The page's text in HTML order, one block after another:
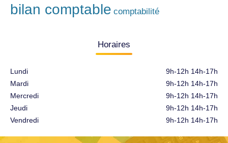
bilan comptable comptabilité
Horaires
Lundi
Mardi
Mercredi
Jeudi
Vendredi
9h-12h 14h-17h
9h-12h 14h-17h
9h-12h 14h-17h
9h-12h 14h-17h
9h-12h 14h-17h